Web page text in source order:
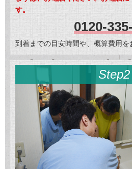
す。
0120-
到着までの目安時間や、概算費用を
Step2